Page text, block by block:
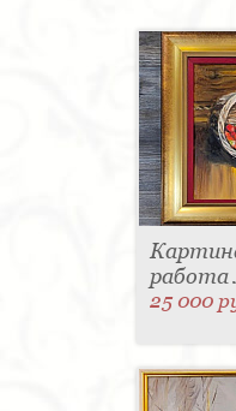
работа
25 000